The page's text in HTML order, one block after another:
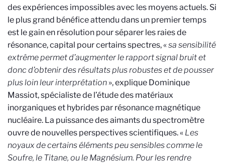
des expériences impossibles avec les moyens actuels. Si
le plus grand bénéfice attendu dans un premier temps
est le gain en résolution pour séparer les raies de
résonance, capital pour certains spectres, «sa sensibilité
extrême permet d’augmenter le rapport signal bruit et
donc d’obtenir des résultats plus robustes et de pousser
plus loin leur interprétation », explique Dominique
Massiot, spécialiste de l’étude des matériaux
inorganiques et hybrides par résonance magnétique
nucléaire. La puissance des aimants du spectromètre
ouvre de nouvelles perspectives scientifiques. « Les
noyaux de certains éléments peu sensibles comme le
Soufre, le Titane, ou le Magnésium. Pour les rendre